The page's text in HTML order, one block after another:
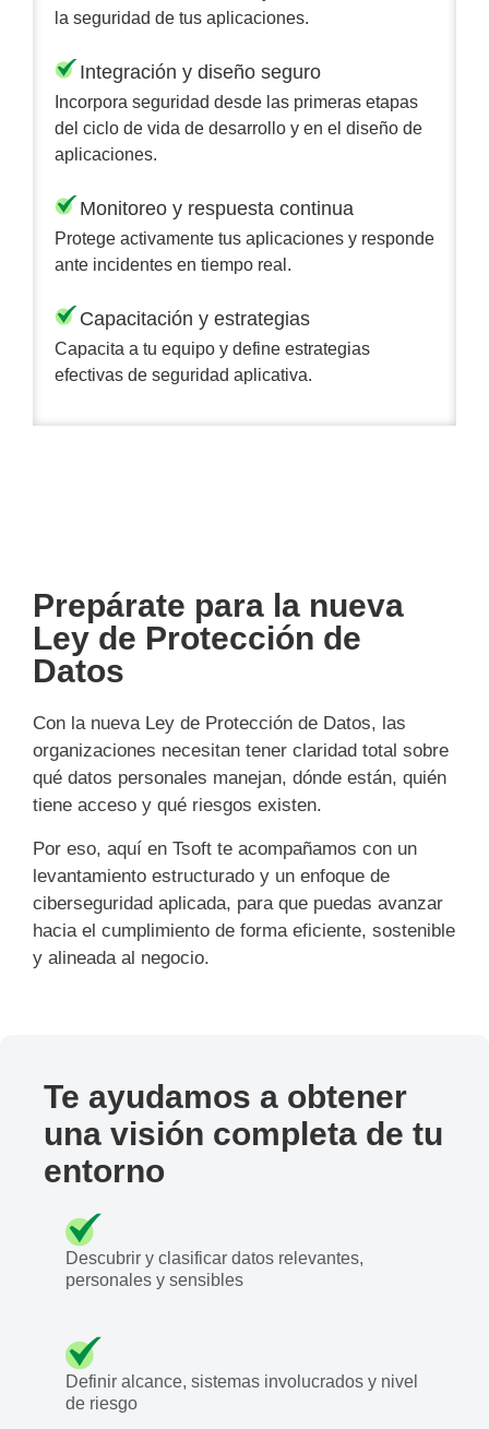
la seguridad de tus aplicaciones.
Integración y diseño seguro
Incorpora seguridad desde las primeras etapas
del ciclo de vida de desarrollo y en el diseño de
aplicaciones.
Monitoreo y respuesta continua
Protege activamente tus aplicaciones y responde
ante incidentes en tiempo real.
Capacitación y estrategias
Capacita a tu equipo y define estrategias
efectivas de seguridad aplicativa.
Prepárate para la nueva
Ley de Protección de
Datos
Con la nueva Ley de Protección de Datos, las
organizaciones necesitan tener claridad total sobre
qué datos personales manejan, dónde están, quién
tiene acceso y qué riesgos existen.
Por eso, aquí en Tsoft te acompañamos con un
levantamiento estructurado y un enfoque de
ciberseguridad aplicada, para que puedas avanzar
hacia el cumplimiento de forma eficiente, sostenible
y alineada al negocio.
Te ayudamos a obtener
una visión completa de tu
entorno
Descubrir y clasificar datos relevantes,
personales y sensibles
Definir alcance, sistemas involucrados y nivel
de riesgo